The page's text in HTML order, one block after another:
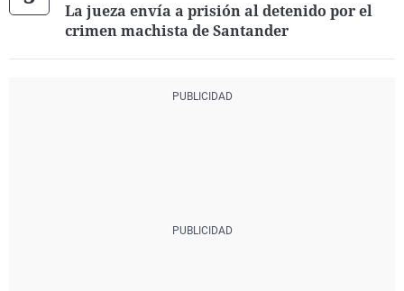
La jueza envía a prisión al detenido por el
crimen machista de Santander